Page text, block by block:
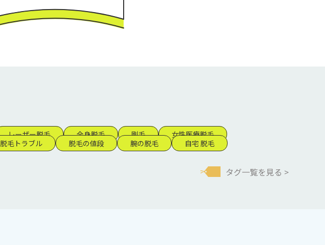
レーザー脱毛 全身脱毛 剛毛
女性医療脱毛
脱毛トラブル 脱毛の値段 腕の脱毛
自宅 脱毛
タグ一覧を見る >